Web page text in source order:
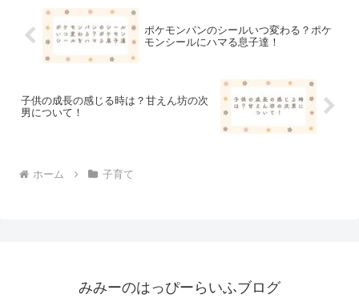
ポケモンパンのシールいつ変わる？ポケ
モンシールにハマる息子達！
子供の成長の感じる時は？甘えん坊の次
男について！
ホーム 子育て
みみーのはっぴーらいふブログ